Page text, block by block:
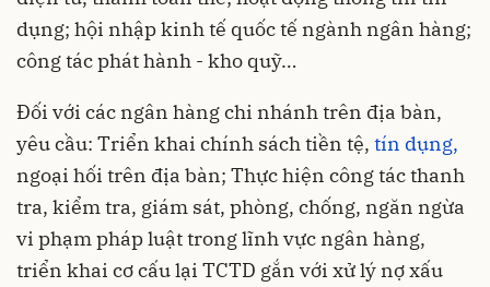
dụng; hội nhập kinh tế quốc tế ngành ngân hàng;
công tác phát hành - kho quỹ…
Đối với các ngân hàng chi nhánh trên địa bàn,
yêu cầu: Triển khai chính sách tiền tệ, tín dụng,
ngoại hối trên địa bàn; Thực hiện công tác thanh
tra, kiểm tra, giám sát, phòng, chống, ngăn ngừa
vi phạm pháp luật trong lĩnh vực ngân hàng,
triển khai cơ cấu lại TCTD gắn với xử lý nợ xấu